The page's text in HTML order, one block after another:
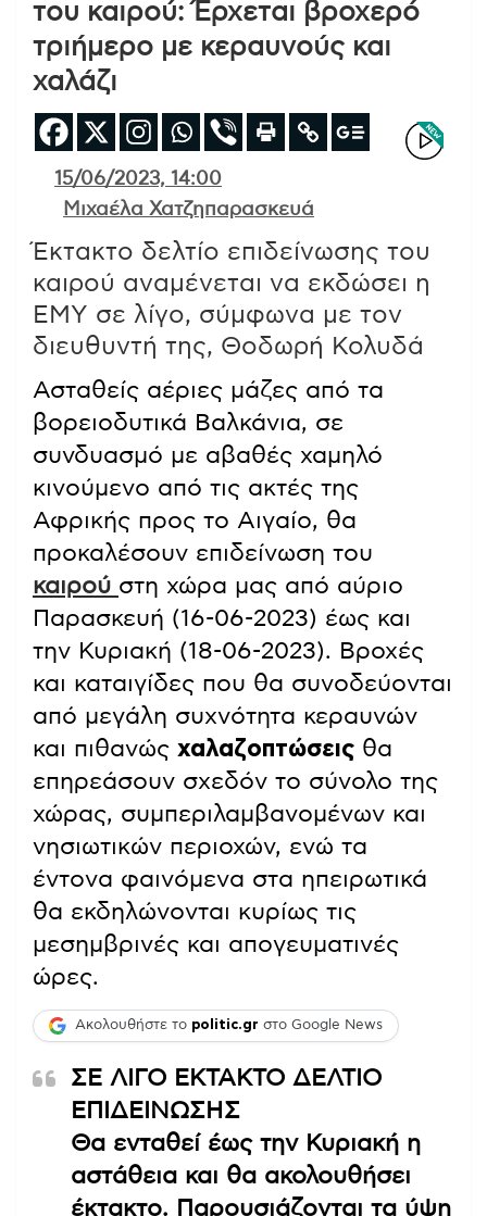
του καιρού: Έρχεται βροχερό
τριήμερο με κεραυνούς και
χαλάζι
15/06/2023, 14:00
Μιχαέλα Χατζηπαρασκευά
Έκτακτο δελτίο επιδείνωσης του
καιρού αναμένεται να εκδώσει η
ΕΜΥ σε λίγο, σύμφωνα με τον
διευθυντή της, Θοδωρή Κολυδά
Ασταθείς αέριες μάζες από τα
βορειοδυτικά Βαλκάνια, σε
συνδυασμό με αβαθές χαμηλό
κινούμενο από τις ακτές της
Αφρικής προς το Αιγαίο, θα
προκαλέσουν επιδείνωση του
καιρού στη χώρα μας από αύριο
Παρασκευή (16-06-2023) έως και
την Κυριακή (18-06-2023). Βροχές
και καταιγίδες που θα συνοδεύονται
από μεγάλη συχνότητα κεραυνών
και πιθανώς χαλαζοπτώσεις θα
επηρεάσουν σχεδόν το σύνολο της
χώρας, συμπεριλαμβανομένων και
νησιωτικών περιοχών, ενώ τα
έντονα φαινόμενα στα ηπειρωτικά
θα εκδηλώνονται κυρίως τις
μεσημβρινές και απογευματινές
ώρες.
Ακολουθήστε το politic.gr στο Google News
ΣΕ ΛΙΓΟ ΕΚΤΑΚΤΟ ΔΕΛΤΙΟ
ΕΠΙΔΕΙΝΩΣΗΣ
Θα ενταθεί έως την Κυριακή η
αστάθεια και θα ακολουθήσει
έκτακτο. Παρουσιάζονται τα ύψη